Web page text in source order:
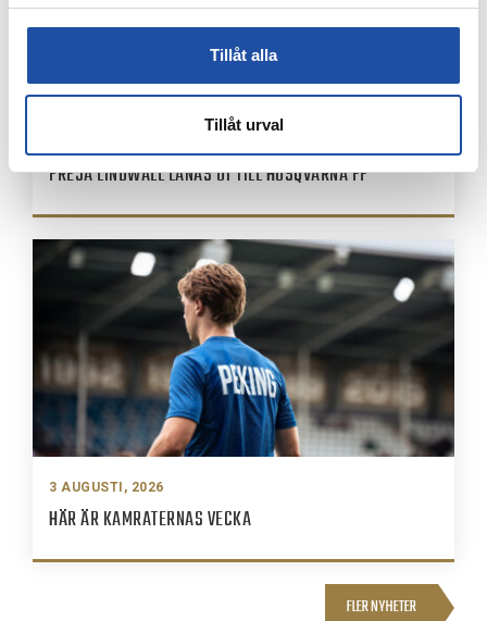
Tillåt alla
Tillåt urval
FREJA LINDWALL LÅNAS UT TILL HUSQVARNA FF
3 AUGUSTI, 2026
HÄR ÄR KAMRATERNAS VECKA
FLER NYHETER